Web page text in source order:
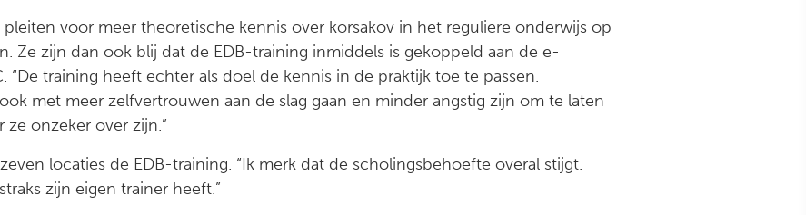
pleiten voor meer theoretische kennis over korsakov in het reguliere onderwijs op
Ze zijn dan ook blij dat de EDB-training inmiddels is gekoppeld aan de e-
“De training heeft echter als doel de kennis in de praktijk toe te passen.
met meer zelfvertrouwen aan de slag gaan en minder angstig zijn om te laten
onzeker over zijn.”
locaties de EDB-training. “Ik merk dat de scholingsbehoefte overal stijgt.
zijn eigen trainer heeft.”